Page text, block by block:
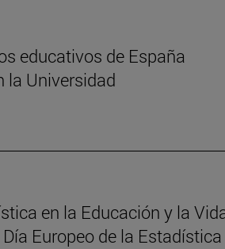
educativos de España
la Universidad
en la Educación y la
Europeo de la Estadística